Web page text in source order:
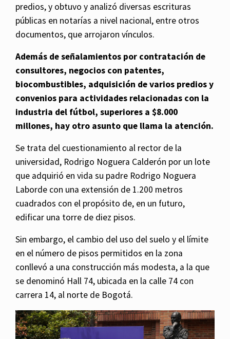
predios, y obtuvo y analizó diversas escrituras
públicas en notarías a nivel nacional, entre otros
documentos, que arrojaron vínculos.
Además de señalamientos por contratación de
consultores, negocios con patentes,
biocombustibles, adquisición de varios predios y
convenios para actividades relacionadas con la
industria del fútbol, superiores a $8.000
millones, hay otro asunto que llama la atención.
Se trata del cuestionamiento al rector de la
universidad, Rodrigo Noguera Calderón por un lote
que adquirió en vida su padre Rodrigo Noguera
Laborde con una extensión de 1.200 metros
cuadrados con el propósito de, en un futuro,
edificar una torre de diez pisos.
Sin embargo, el cambio del uso del suelo y el límite
en el número de pisos permitidos en la zona
conllevó a una construcción más modesta, a la que
se denominó Hall 74, ubicada en la calle 74 con
carrera 14, al norte de Bogotá.